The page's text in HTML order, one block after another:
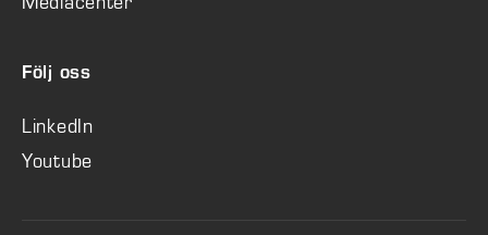
Följ oss
LinkedIn
Youtube